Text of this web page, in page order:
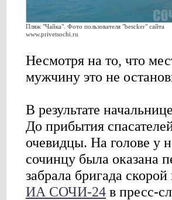
Пляж "Чайка". Фото пользователя "bescker" сайта
www.privetsochi.ru
Несмотря на то, что
мужчину это не
В результате
До прибытия
очевидцы. На голове у
сочинцу была оказана
забрала бригада
ИА СОЧИ-24 в